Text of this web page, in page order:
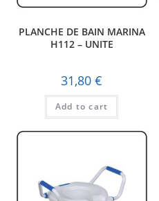
PLANCHE DE BAIN MARINA
H112 – UNITE
31,80€
Add to cart